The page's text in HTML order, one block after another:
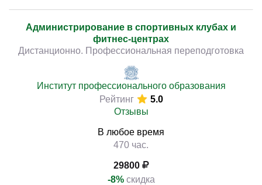
Администрирование в спортивных клубах и
фитнес-центрах
Дистанционно. Профессиональная переподготовка
Институт профессионального образования
Рейтинг
5.0
Отзывы
В любое время
470 час.
29800
-8% скидка